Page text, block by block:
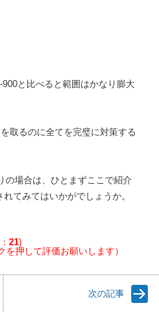
と比べると範囲はかなり膨大
取るのに全てを完璧に対策する
の場合は、ひとまずここで紹介
てみてはいかがでしょうか。
21)
を押して評価お願いします）
次の記事